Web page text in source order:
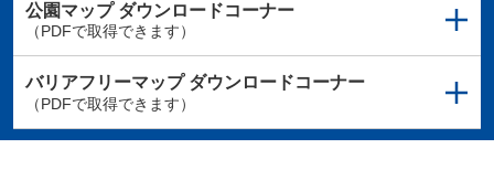
公園マップダウンロードコーナー
（PDFで取得できます）
バリアフリーマップダウンロードコーナー
（PDFで取得できます）